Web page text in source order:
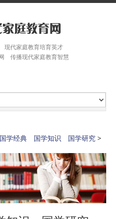
代家庭教育培育英才
传播现代家庭教育智慧
国学经典 国学知识 国学研究 >